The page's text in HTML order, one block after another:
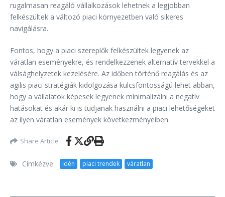
rugalmasan reagáló vállalkozások lehetnek a legjobban
felkészültek a változó piaci környezetben való sikeres
navigálásra.
Fontos, hogy a piaci szereplők felkészültek legyenek az
váratlan eseményekre, és rendelkezzenek alternatív tervekkel a
válsághelyzetek kezelésére. Az időben történő reagálás és az
agilis piaci stratégiák kidolgozása kulcsfontosságú lehet abban,
hogy a vállalatok képesek legyenek minimalizálni a negatív
hatásokat és akár ki is tudjanak használni a piaci lehetőségeket
az ilyen váratlan események következményeiben.
Share Article
Címkézve: idén piaci trendek váratlan